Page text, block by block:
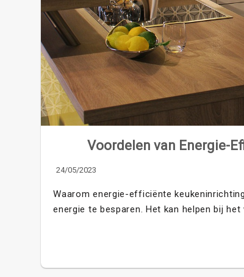
Voordelen van Energie-
24/05/2023
Waarom energie-efficiënte
energie te besparen. Het kan helpen bij het